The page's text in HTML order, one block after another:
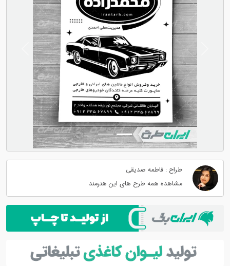
Previous
طراح : فاطمه صدیقی
مشاهده همه طرح های این هنرمند